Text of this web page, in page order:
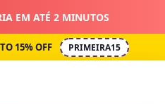
EM ATÉ 2 MINUTOS
15% OFF PRIMEIRA15